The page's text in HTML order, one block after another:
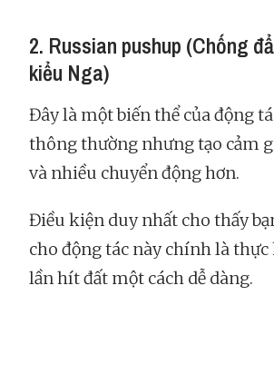
2. Russian pushup (Chống
kiểu Nga)
Đây là một biến thể của động
thông thường nhưng tạo cảm
và nhiều chuyển động hơn.
Điều kiện duy nhất cho thấy
cho động tác này chính là thực
lần hít đất một cách dễ dàng.